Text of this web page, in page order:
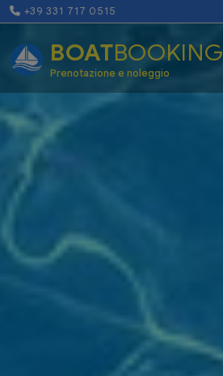
+39 331 717 0515
BOATBOOKING
Prenotazione e noleggio